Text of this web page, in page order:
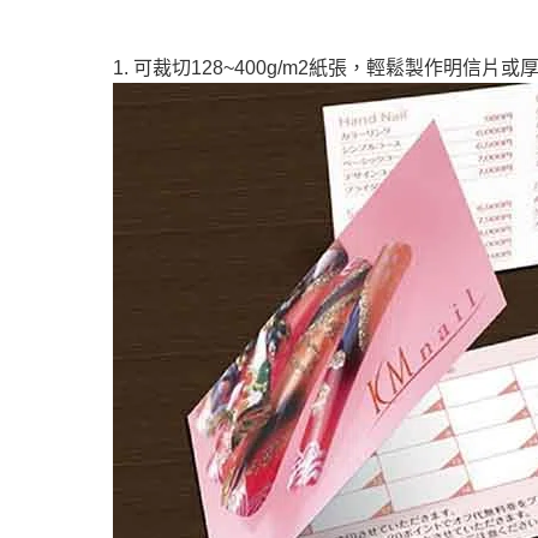
1. 可裁切128~400g/m2紙張，輕鬆製作明信片或